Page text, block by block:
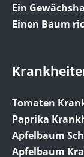
Ein
Einen Baum
Tomaten
Paprika
Apfelbaum
Apfelbaum